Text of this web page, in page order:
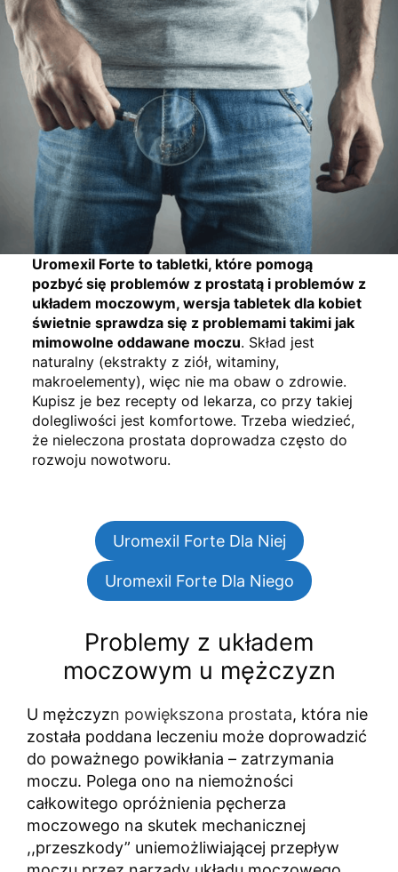
Uromexil Forte to tabletki, które pomogą
pozbyć się problemów z prostatą i problemów z
układem moczowym, wersja tabletek dla kobiet
świetnie sprawdza się z problemami takimi jak
mimowolne oddawane moczu. Skład jest
naturalny (ekstrakty z ziół, witaminy,
makroelementy), więc nie ma obaw o zdrowie.
Kupisz je bez recepty od lekarza, co przy takiej
dolegliwości jest komfortowe. Trzeba wiedzieć,
że nieleczona prostata doprowadza często do
rozwoju nowotworu.
Uromexil Forte Dla Niej
Uromexil Forte Dla Niego
Problemy z układem
moczowym u mężczyzn
U mężczyzn powiększona prostata, która nie
została poddana leczeniu może doprowadzić
do poważnego powikłania – zatrzymania
moczu. Polega ono na niemożności
całkowitego opróżnienia pęcherza
moczowego na skutek mechanicznej
,,przeszkody” uniemożliwiającej przepływ